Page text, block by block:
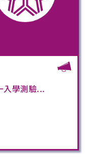
入學測驗...